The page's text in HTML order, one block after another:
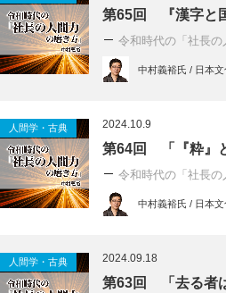
第65回 『漢字と
令和時代の「社長の
中村義裕氏 / 日本
人間学・古典 2024.10.9
第64回 「『粋』
令和時代の「社長の
中村義裕氏 / 日本
人間学・古典 2024.09.18
第63回 「去る者